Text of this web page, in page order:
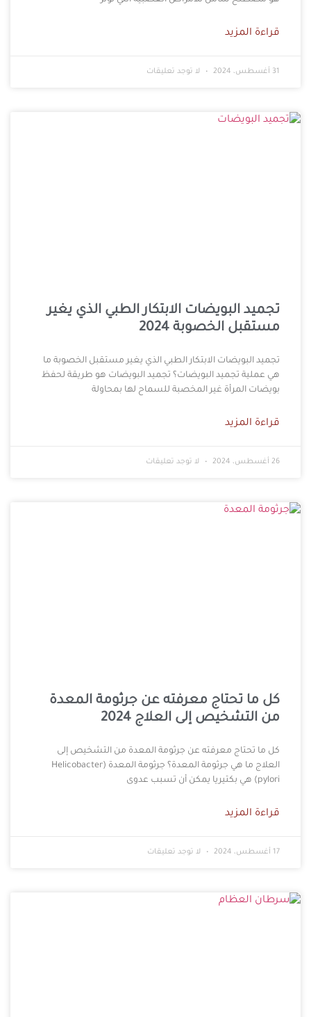
قراءة المزيد
31 أغسطس، 2024 لا توجد تعليقات
تجميد البويضات الابتكار الطبي الذي يغير
مستقبل الخصوبة 2024
تجميد البويضات الابتكار الطبي الذي يغير مستقبل الخصوبة ما
هي عملية تجميد البويضات؟ تجميد البويضات هو طريقة لحفظ
بويضات المرأة غير المخصبة للسماح لها بمحاولة
قراءة المزيد
26 أغسطس، 2024 لا توجد تعليقات
كل ما تحتاج معرفته عن جرثومة المعدة
من التشخيص إلى العلاج 2024
كل ما تحتاج معرفته عن جرثومة المعدة من التشخيص إلى
العلاج ما هي جرثومة المعدة؟ جرثومة المعدة (Helicobacter
pylori) هي بكتيريا يمكن أن تسبب عدوى
قراءة المزيد
17 أغسطس، 2024 لا توجد تعليقات